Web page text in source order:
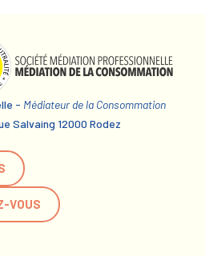
- Médiateur de la Consommation
Salvaing 12000 Rodez
VOUS